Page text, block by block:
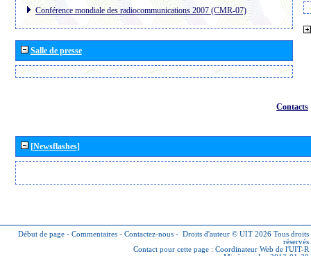
Conférence mondiale des radiocommunications 2007 (CMR-07)
Salle de presse
Contacts
[Newsflashes]
Début de page - Commentaires - Contactez-nous - Droits d'auteur © UIT 2026 Tous droits
réservés
Contact pour cette page : Coordinateur Web de l'UIT-R